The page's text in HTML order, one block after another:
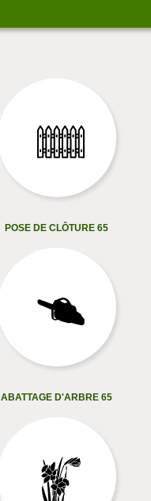
POSE DE CLÔTURE 65
ABATTAGE D'ARBRE 65